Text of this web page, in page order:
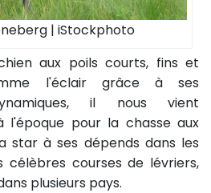
| iStockphoto
aux poils courts, fins et
l'éclair grâce à ses
il nous vient
l'époque pour la chasse aux
star à ses dépends dans les
célèbres courses de lévriers,
plusieurs pays.